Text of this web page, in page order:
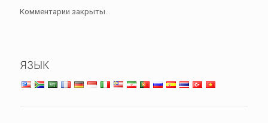
Комментарии закрыты.
ЯЗЫК